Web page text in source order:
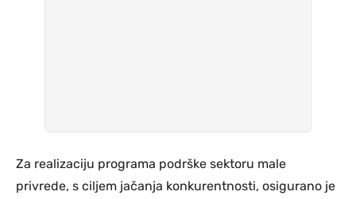
Za realizaciju programa podrške sektoru male
privrede, s ciljem jačanja konkurentnosti, osigurano je